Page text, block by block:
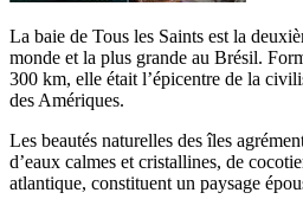
La baie de Tous les Saints est la
monde et la plus grande au Brésil.
300 km, elle était l’épicentre de la
des Amériques.
Les beautés naturelles des îles
d’eaux calmes et cristallines, de
atlantique, constituent un paysage